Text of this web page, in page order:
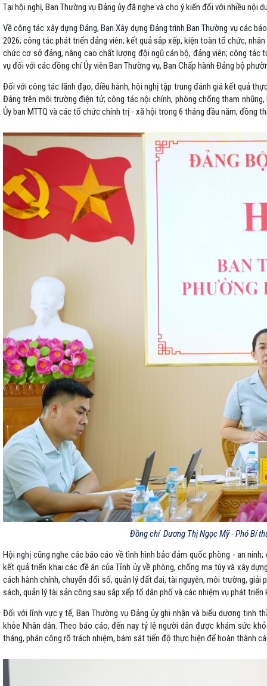
Tại hội nghị, Ban Thường vụ Đảng ủy đã nghe và cho ý kiến đối với nhiều nội
Về công tác xây dựng Đảng, Ban Xây dựng Đảng trình Ban Thường vụ các
2026; công tác phát triển đảng viên; kết quả sắp xếp, kiện toàn tổ chức,
chức cơ sở đảng, nâng cao chất lượng đội ngũ cán bộ, đảng viên; công
vụ đối với các đồng chí Ủy viên Ban Thường vụ, Ban Chấp hành Đảng bộ
Đối với công tác lãnh đạo, điều hành, hội nghị tập trung đánh giá kết quả
Đảng trên môi trường điện tử; công tác nội chính, phòng chống tham
Ủy ban MTTQ và các tổ chức chính trị - xã hội trong 6 tháng đầu năm, đồng
Đồng chí Dương Thị Ngọc Mỹ - Phó Bí
Hội nghị cũng nghe các báo cáo về tình hình bảo đảm quốc phòng - an
kết quả triển khai các đề án của Tỉnh ủy về phòng, chống ma túy và xây
cách hành chính, chuyển đổi số, quản lý đất đai, tài nguyên, môi trường,
sách, quản lý tài sản công sau sắp xếp tổ dân phố và các nhiệm vụ phát
Đối với lĩnh vực y tế, Ban Thường vụ Đảng ủy ghi nhận và biểu dương tinh
khỏe Nhân dân. Theo báo cáo, đến nay tỷ lệ người dân được khám sức
tháng, phân công rõ trách nhiệm, bám sát tiến độ thực hiện để hoàn thành